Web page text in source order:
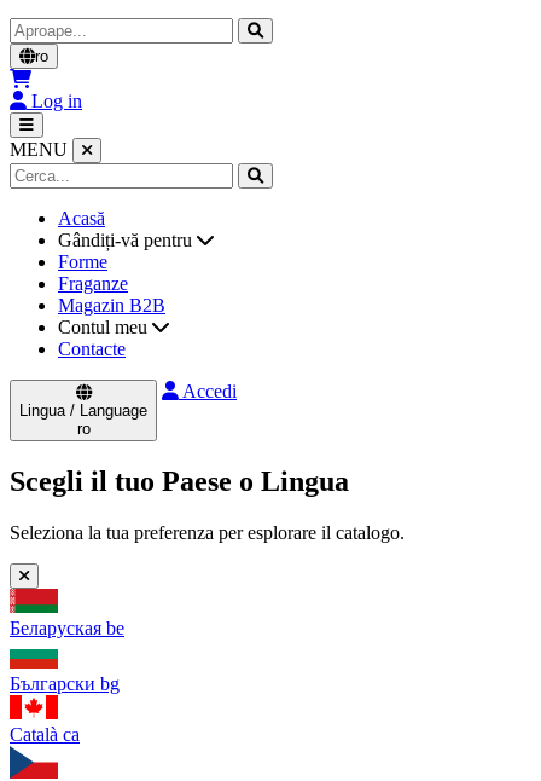
Cerca
ro
Log in
MENU
Acasă
Gândiți-vă pentru
Forme
Fraganze
Magazin B2B
Contul meu
Contacte
Lingua / Language
ro
Accedi
Scegli il tuo Paese o Lingua
Seleziona la tua preferenza per esplorare il catalogo.
Беларуская be
Български bg
Català ca